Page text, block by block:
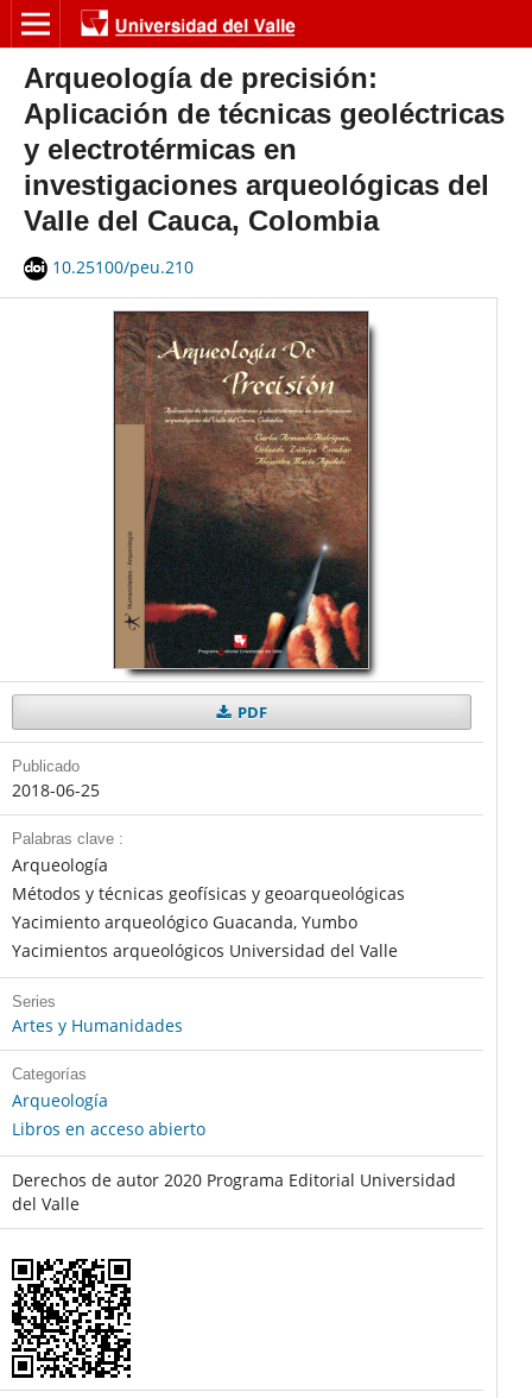
Arqueología de precisión:
Aplicación de técnicas geoléctricas
y electrotérmicas en
investigaciones arqueológicas del
Valle del Cauca, Colombia
10.25100/peu.210
PDF
Publicado
2018-06-25
Palabras clave :
Arqueología
Métodos y técnicas geofísicas y geoarqueológicas
Yacimiento arqueológico Guacanda, Yumbo
Yacimientos arqueológicos Universidad del Valle
Series
Artes y Humanidades
Categorías
Arqueología
Libros en acceso abierto
Derechos de autor 2020 Programa Editorial Universidad
del Valle